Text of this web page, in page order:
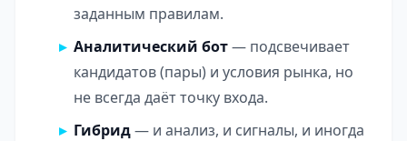
заданным правилам.
Аналитический бот— подсвечивает
кандидатов (пары) и условия рынка, но
не всегда даёт точку входа.
Гибрид— и анализ, и сигналы, и иногда